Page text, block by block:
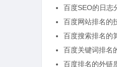
百度SEO的日志
百度网站排名的
百度搜索排名的
百度关键词排名
百度排名的外链